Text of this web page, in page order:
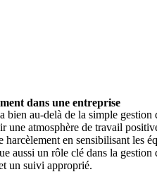
dans une entreprise
bien au-delà de la simple gestion
une atmosphère de travail
en sensibilisant les
aussi un rôle clé dans la gestion
un suivi approprié.